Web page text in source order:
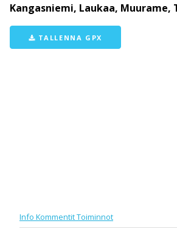
Kangasniemi, Laukaa, Muurame,
TALLENNA GPX
Info KommentitToiminnot